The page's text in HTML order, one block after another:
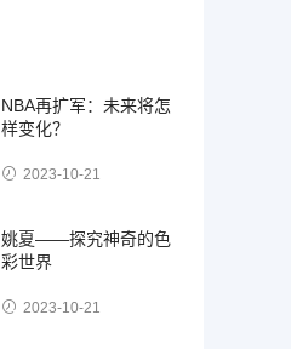
NBA再扩军：未来将怎
样变化？
2023-10-21
姚夏——探究神奇的色
彩世界
2023-10-21